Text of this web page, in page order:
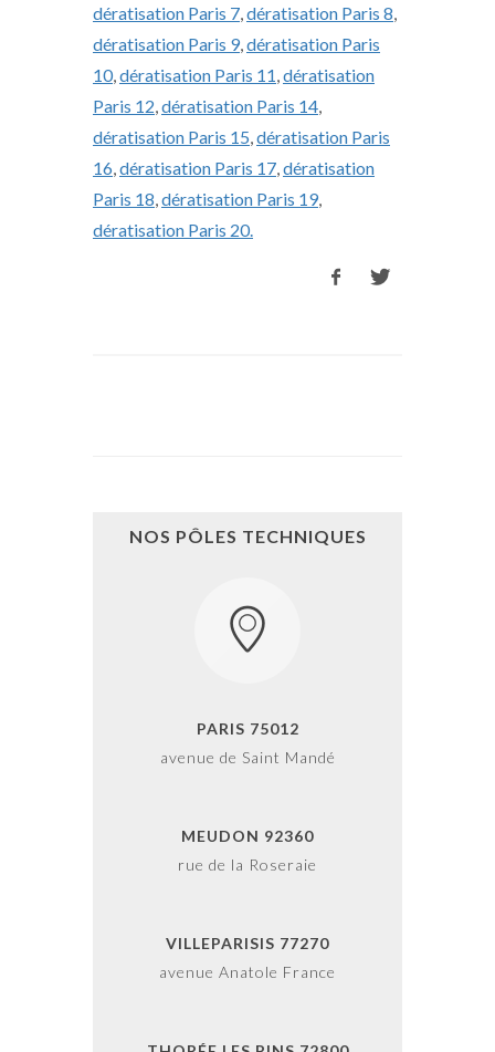
dératisation Paris 7,dératisation Paris 8,
dératisation Paris 9,dératisation Paris
10,dératisation Paris 11,dératisation
Paris 12,dératisation Paris 14,
dératisation Paris 15,dératisation Paris
16,dératisation Paris 17,dératisation
Paris 18,dératisation Paris 19,
dératisation Paris 20.
NOS PÔLES TECHNIQUES
PARIS 75012
avenue de Saint Mandé
MEUDON 92360
rue de la Roseraie
VILLEPARISIS 77270
avenue Anatole France